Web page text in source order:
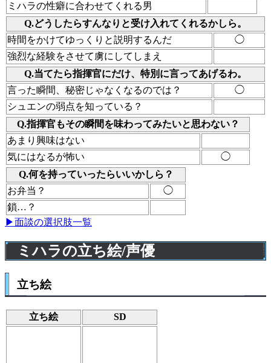
ミハラの性癖に合わせてくれる男
Q.どうしたらすんなりと受け入れてくれるかしら。
時間をかけてゆっくりと説明するんだ
◯
強烈な経験をさせて虜にしてしまえ
Q.当てたら指揮官にだけ、特別に言ってあげるわ。
言った瞬間、秘密じゃなくなるのでは？
◯
シュエンの弱点を知っている？
Q.指揮官もその瞬間を味わってみたいと思わない？
あまり興味はない
気にはなるが怖い
◯
Q.何を持っていったらいいかしら？
お弁当？
◯
鎖…？
▶面談の選択肢一覧
ミハラの立ち絵/声優
立ち絵
立ち絵 SD